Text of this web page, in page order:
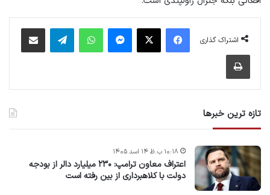
اشتراک گذاری
فیس بوک X پیام رسان واتس آپ تلگرام اشتراک گذاری از طریق ایمیل
چاپ
تازه ترین خبرها
اعتراف معاون ترامپ: ۲۳۰ میلیارد دالر از بودجه
دولت با کلاهبرداری از بین رفته است
۱۰:۱۸ ب.ظ ۱۴ اسد ۱۴۰۵